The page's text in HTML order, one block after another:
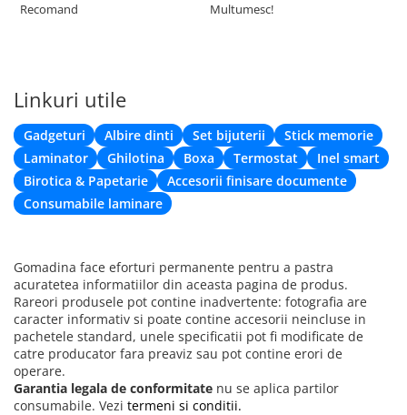
Recomand
Multumesc!
Linkuri utile
Gadgeturi Albire dinti Set bijuterii
Stick memorie
Laminator
Ghilotina Boxa Termostat
Inel smart
Birotica & Papetarie
Accesorii finisare documente
Consumabile laminare
Gomadina face eforturi permanente pentru a pastra
acuratetea informatiilor din aceasta pagina de produs.
Rareori produsele pot contine inadvertente: fotografia are
caracter informativ si poate contine accesorii neincluse in
pachetele standard, unele specificatii pot fi modificate de
catre producator fara preaviz sau pot contine erori de
operare.
Garantia legala de conformitate nu se aplica partilor
consumabile. Vezi termeni si conditii.